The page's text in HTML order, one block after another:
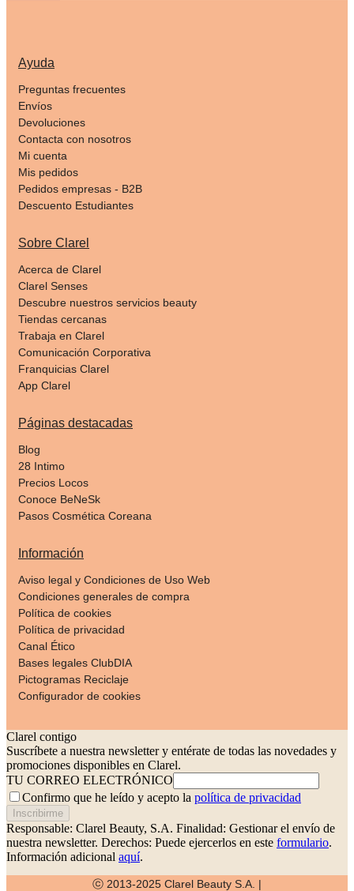
Ayuda
Preguntas frecuentes
Envíos
Devoluciones
Contacta con nosotros
Mi cuenta
Mis pedidos
Pedidos empresas - B2B
Descuento Estudiantes
Sobre Clarel
Acerca de Clarel
Clarel Senses
Descubre nuestros servicios beauty
Tiendas cercanas
Trabaja en Clarel
Comunicación Corporativa
Franquicias Clarel
App Clarel
Páginas destacadas
Blog
28 Intimo
Precios Locos
Conoce BeNeSk
Pasos Cosmética Coreana
Información
Aviso legal y Condiciones de Uso Web
Condiciones generales de compra
Política de cookies
Política de privacidad
Canal Ético
Bases legales ClubDIA
Pictogramas Reciclaje
Configurador de cookies
Clarel contigo
Suscríbete a nuestra newsletter y entérate de todas las novedades y
promociones disponibles en Clarel.
TU CORREO ELECTRÓNICO
Confirmo que he leído y acepto la política de privacidad
Inscribirme
Responsable: Clarel Beauty, S.A. Finalidad: Gestionar el envío de
nuestra newsletter. Derechos: Puede ejercerlos en este formulario.
Información adicional aquí.
ⓒ 2013-2025 Clarel Beauty S.A. |